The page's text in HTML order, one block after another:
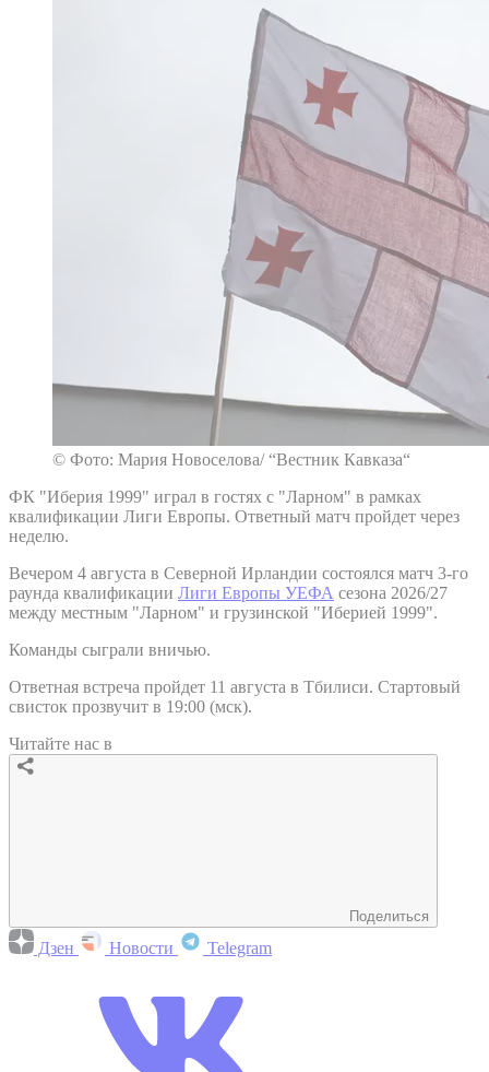
© Фото: Мария Новоселова/ “Вестник Кавказа“
ФК "Иберия 1999" играл в гостях с "Ларном" в рамках
квалификации Лиги Европы. Ответный матч пройдет через
неделю.
Вечером 4 августа в Северной Ирландии состоялся матч 3-го
раунда квалификации Лиги Европы УЕФА сезона 2026/27
между местным "Ларном" и грузинской "Иберией 1999".
Команды сыграли вничью.
Ответная встреча пройдет 11 августа в Тбилиси. Стартовый
свисток прозвучит в 19:00 (мск).
Читайте нас в
Поделиться
Дзен Новости Telegram